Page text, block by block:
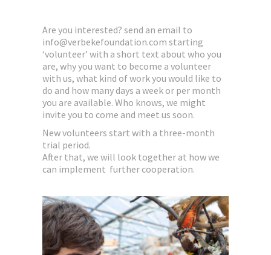
Are you interested? send an email to
info@verbekefoundation.com starting
‘volunteer’ with a short text about who you
are, why you want to become a volunteer
with us, what kind of work you would like to
do and how many days a week or per month
you are available. Who knows, we might
invite you to come and meet us soon.
New volunteers start with a three-month
trial period.
After that, we will look together at how we
can implement further cooperation.